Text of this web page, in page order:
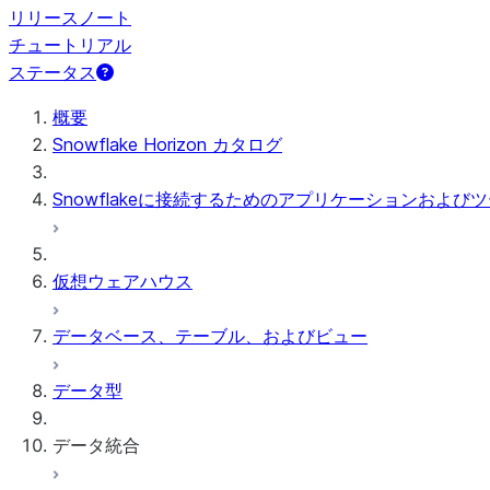
リリースノート
チュートリアル
ステータス
概要
Snowflake Horizon カタログ
Snowflakeに接続するためのアプリケーションおよび
仮想ウェアハウス
データベース、テーブル、およびビュー
データ型
データ統合